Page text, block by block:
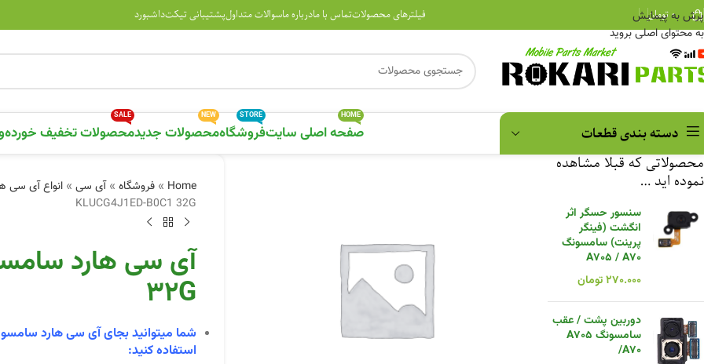
پرش به پیمایش
به محتوای اصلی بروید
۰تومان فیلترهای محصولاتتماس با مادرباره ماسوالات متداولپشتیبانی تیکتداشبورد
دسته بندی قطعات صفحه اصلی سایت
HOME
فروشگاه
STORE
محصولات جدید
NEW
محصولات تخفیف خورده
SALE
محصولاتی که قبلا مشاهده
نموده اید …
سنسور حسگر اثر
انگشت (فینگر
پرینت) سامسونگ
A705 / A70
۲۷۰.۰۰۰تومان
دوربین پشت / عقب
سامسونگ A705
/A70
Home
» فروشگاه»آی سی» انواع آی سی
KLUCG4J1ED-B0C1 32G
32G
شما میتوانید بجای آی سی هارد
استفاده کنید: